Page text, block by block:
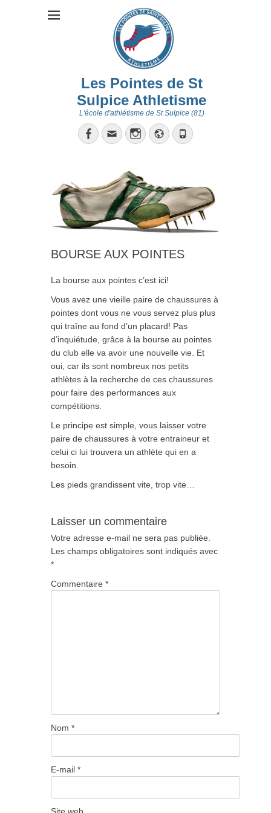
Les Pointes de St
Sulpice Athletisme
L'école d'athlétisme de St Sulpice (81)
Facebook
EmailInstagram
Site
web
Tél
BOURSE AUX POINTES
La bourse aux pointes c’est ici!
Vous avez une vieille paire de chaussures à
pointes dont vous ne vous servez plus plus
qui traîne au fond d’un placard! Pas
d’inquiétude, grâce à la bourse au pointes
du club elle va avoir une nouvelle vie. Et
oui, car ils sont nombreux nos petits
athlètes à la recherche de ces chaussures
pour faire des performances aux
compétitions.
Le principe est simple, vous laisser votre
paire de chaussures à votre entraineur et
celui ci lui trouvera un athlète qui en a
besoin.
Les pieds grandissent vite, trop vite…
Laisser un commentaire
Votre adresse e-mail ne sera pas publiée.
Les champs obligatoires sont indiqués avec
*
Commentaire *
Nom *
E-mail *